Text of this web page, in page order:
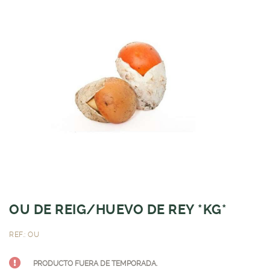
OU DE REIG/HUEVO DE REY *KG*
REF.: OU
PRODUCTO FUERA DE TEMPORADA.